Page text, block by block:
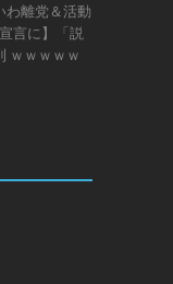
わ離党＆活動
言に】「説
ｗｗｗｗｗ